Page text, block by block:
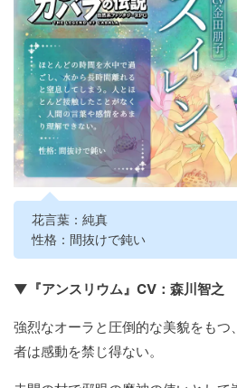
花言葉：純真
性格：間抜けで鈍い
▼『アンスリウム』CV：森川智之
強烈なオーラと圧倒的な美貌をもつ
者は感動を禁じ得ない。